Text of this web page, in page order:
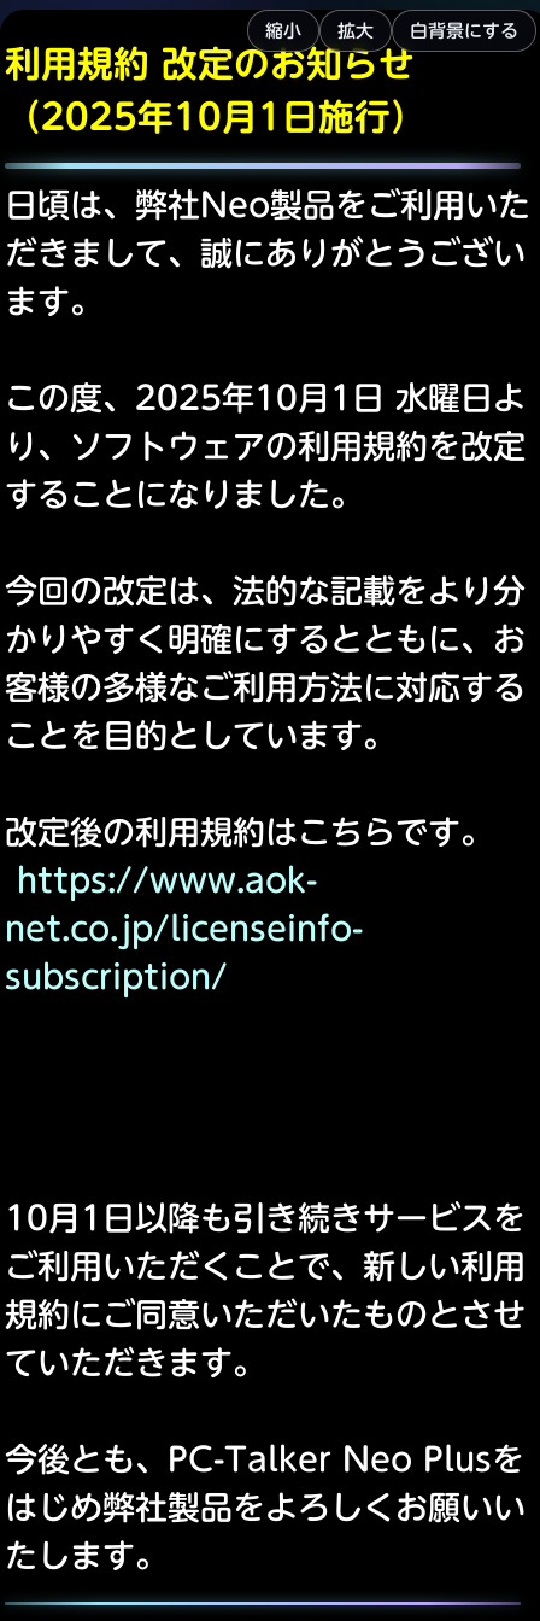
利用規約 改定のお知らせ
（2025年10月1日施行）
日頃は、弊社Neo製品をご利用いた
だきまして、誠にありがとうござい
ます。
この度、2025年10月1日 水曜日よ
り、ソフトウェアの利用規約を改定
することになりました。
今回の改定は、法的な記載をより分
かりやすく明確にするとともに、お
客様の多様なご利用方法に対応する
ことを目的としています。
改定後の利用規約はこちらです。
https://www.aok-
net.co.jp/licenseinfo-
subscription/
10月1日以降も引き続きサービスを
ご利用いただくことで、新しい利用
規約にご同意いただいたものとさせ
ていただきます。
今後とも、PC-Talker Neo Plusを
はじめ弊社製品をよろしくお願いい
たします。
縮小 拡大 白背景にする